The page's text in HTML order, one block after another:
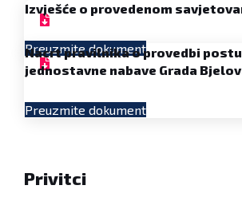
Izvješće o provedenom
Preuzmite dokument
Nacrt pravilnika o provedbi
jednostavne nabave Grada
Preuzmite dokument
Privitci